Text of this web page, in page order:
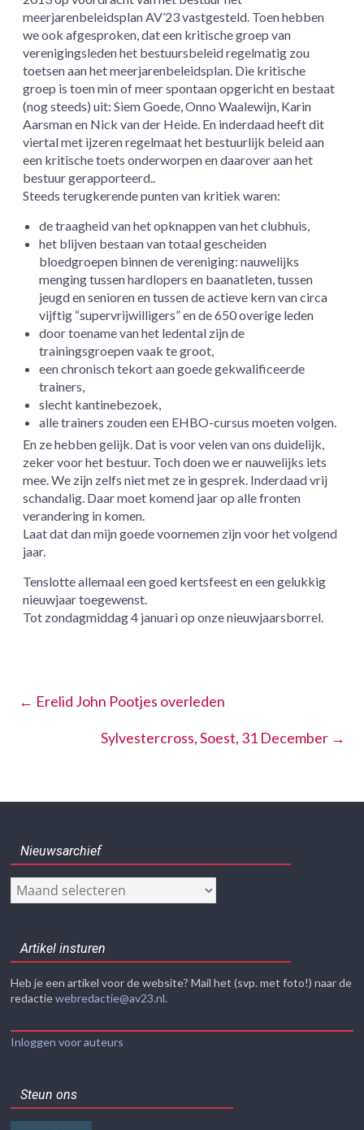
meerjarenbeleidsplan AV’23 vastgesteld. Toen hebben
we ook afgesproken, dat een kritische groep van
verenigingsleden het bestuursbeleid regelmatig zou
toetsen aan het meerjarenbeleidsplan. Die kritische
groep is toen min of meer spontaan opgericht en bestaat
(nog steeds) uit: Siem Goede, Onno Waalewijn, Karin
Aarsman en Nick van der Heide. En inderdaad heeft dit
viertal met ijzeren regelmaat het bestuurlijk beleid aan
een kritische toets onderworpen en daarover aan het
bestuur gerapporteerd..
Steeds terugkerende punten van kritiek waren:
de traagheid van het opknappen van het clubhuis,
het blijven bestaan van totaal gescheiden
bloedgroepen binnen de vereniging: nauwelijks
menging tussen hardlopers en baanatleten, tussen
jeugd en senioren en tussen de actieve kern van circa
vijftig “supervrijwilligers” en de 650 overige leden
door toename van het ledental zijn de
trainingsgroepen vaak te groot,
een chronisch tekort aan goede gekwalificeerde
trainers,
slecht kantinebezoek,
alle trainers zouden een EHBO-cursus moeten volgen.
En ze hebben gelijk. Dat is voor velen van ons duidelijk,
zeker voor het bestuur. Toch doen we er nauwelijks iets
mee. We zijn zelfs niet met ze in gesprek. Inderdaad vrij
schandalig. Daar moet komend jaar op alle fronten
verandering in komen.
Laat dat dan mijn goede voornemen zijn voor het volgend
jaar.
Tenslotte allemaal een goed kertsfeest en een gelukkig
nieuwjaar toegewenst.
Tot zondagmiddag 4 januari op onze nieuwjaarsborrel.
← Erelid John Pootjes overleden
Sylvestercross, Soest, 31 December →
Nieuwsarchief
Nieuwsarchief
Artikel insturen
Heb je een artikel voor de website? Mail het (svp. met foto!) naar de
redactiewebredactie@av23.nl.
Inloggen voor auteurs
Steun ons